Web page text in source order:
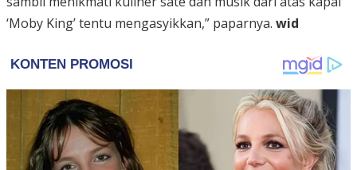
‘Moby King’ tentu mengasyikkan,” paparnya. wid